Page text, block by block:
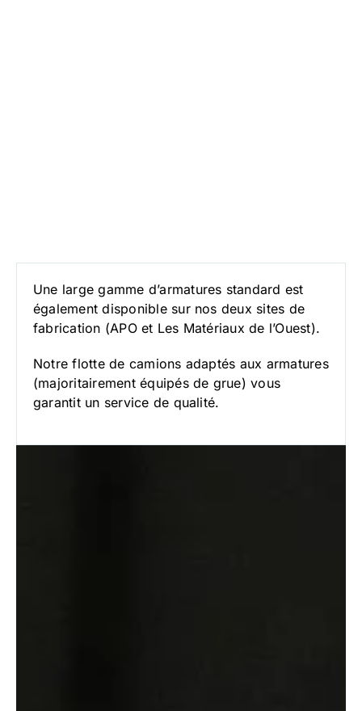
Une large gamme d’armatures standard est
également disponible sur nos deux sites de
fabrication (APO et Les Matériaux de l’Ouest).
Notre flotte de camions adaptés aux armatures
(majoritairement équipés de grue) vous
garantit un service de qualité.